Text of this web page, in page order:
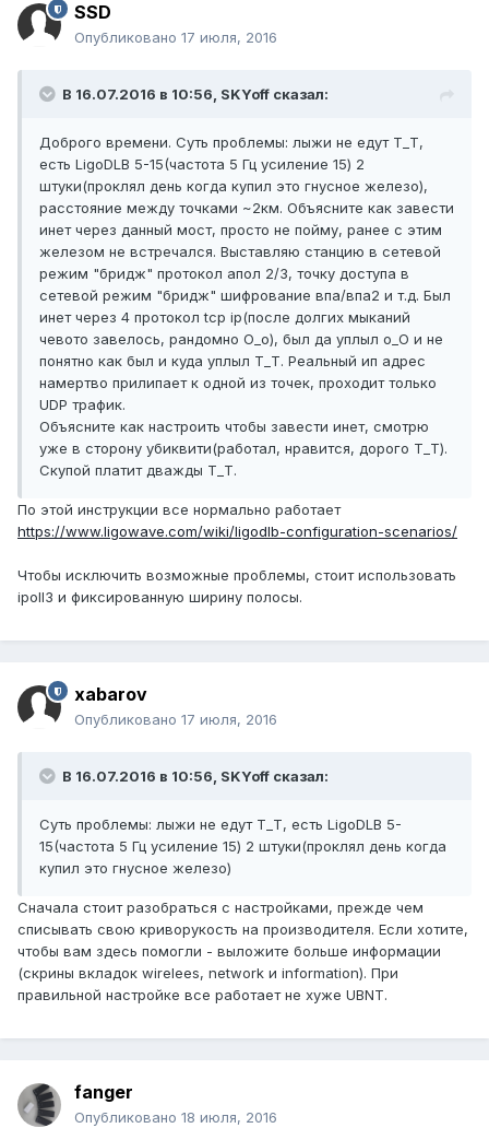
SSD
Опубликовано 17 июля, 2016
В 16.07.2016 в 10:56, SKYoff сказал:
Доброго времени. Суть проблемы: лыжи не едут Т_Т,
есть LigoDLB 5-15(частота 5 Гц усиление 15) 2
штуки(проклял день когда купил это гнусное железо),
расстояние между точками ~2км. Объясните как завести
инет через данный мост, просто не пойму, ранее с этим
железом не встречался. Выставляю станцию в сетевой
режим "бридж" протокол апол 2/3, точку доступа в
сетевой режим "бридж" шифрование впа/впа2 и т.д. Был
инет через 4 протокол tcp ip(после долгих мыканий
чевото завелось, рандомно О_о), был да уплыл о_О и не
понятно как был и куда уплыл Т_Т. Реальный ип адрес
намертво прилипает к одной из точек, проходит только
UDP трафик.
Объясните как настроить чтобы завести инет, смотрю
уже в сторону убиквити(работал, нравится, дорого Т_Т).
Скупой платит дважды Т_Т.
По этой инструкции все нормально работает
https://www.ligowave.com/wiki/ligodlb-configuration-scenarios/
Чтобы исключить возможные проблемы, стоит использовать
ipoll3 и фиксированную ширину полосы.
xabarov
Опубликовано 17 июля, 2016
В 16.07.2016 в 10:56, SKYoff сказал:
Суть проблемы: лыжи не едут Т_Т, есть LigoDLB 5-
15(частота 5 Гц усиление 15) 2 штуки(проклял день когда
купил это гнусное железо)
Сначала стоит разобраться с настройками, прежде чем
списывать свою криворукость на производителя. Если хотите,
чтобы вам здесь помогли - выложите больше информации
(скрины вкладок wirelees, network и information). При
правильной настройке все работает не хуже UBNT.
fanger
Опубликовано 18 июля, 2016